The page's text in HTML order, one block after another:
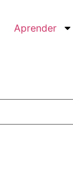
Aprender